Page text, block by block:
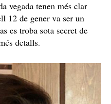
vegada tenen més clar
12 de gener va ser un
es troba sota secret de
detalls.